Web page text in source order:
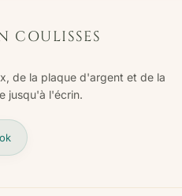
COULISSES
de la plaque d'argent et de la
jusqu'à l'écrin.